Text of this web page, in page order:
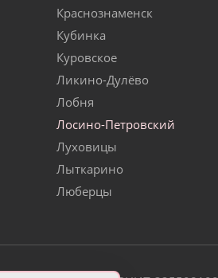
Краснознаменск
Кубинка
Куровское
Ликино-Дулёво
Лобня
Лосино-Петровский
Луховицы
Лыткарино
Люберцы